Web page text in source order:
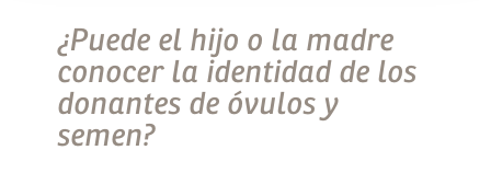
¿Puede el hijo o la madre
conocer la identidad de los
donantes de óvulos y
semen?